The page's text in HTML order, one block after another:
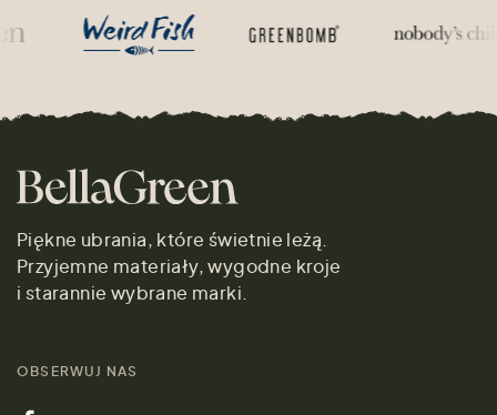
Piękne ubrania, które świetnie leżą.
Przyjemne materiały, wygodne kroje
i starannie wybrane marki.
OBSERWUJ NAS